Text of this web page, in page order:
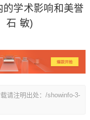
学术影响和美誉
石 敏)
请注明出处：/showinfo-3-